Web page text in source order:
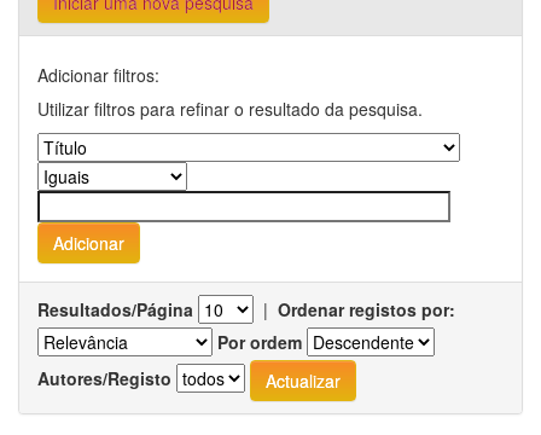
Adicionar filtros:
Utilizar filtros para refinar o resultado da pesquisa.
Resultados/Página | Ordenar registos por:
Por ordem
Autores/Registo